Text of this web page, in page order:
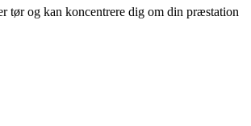
tør og kan koncentrere dig om din præstation